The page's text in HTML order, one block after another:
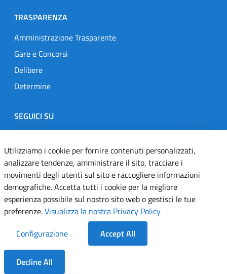
TRASPARENZA
Amministrazione Trasparente
Gare e Concorsi
Delibere
Determine
SEGUICI SU
Designers Italia
TwitterInstagramYoutubeLinkedin
Dichiarazione di accessibilità
Informativa cookie
Note legali
Servizi Applicativi
Utilizziamo i cookie per fornire contenuti personalizzati,
analizzare tendenze, amministrare il sito, tracciare i
movimenti degli utenti sul sito e raccogliere informazioni
demografiche. Accetta tutti i cookie per la migliore
esperienza possibile sul nostro sito web o gestisci le tue
preferenze.Visualizza la nostra Privacy Policy
Configurazione
Accept All
Decline All